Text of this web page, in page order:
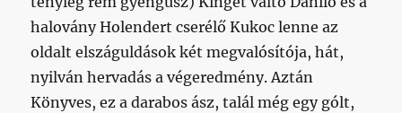
halovány Holendert cserélő Kukoc lenne az
oldalt elszáguldások két megvalósítója, hát,
nyilván hervadás a végeredmény. Aztán
Könyves, ez a darabos ász, talál még egy gólt,